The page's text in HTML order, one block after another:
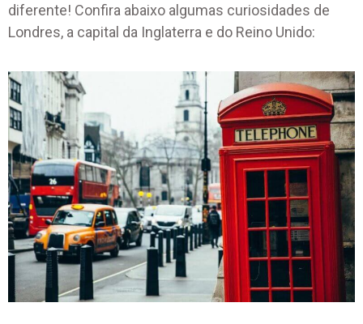
diferente! Confira abaixo algumas curiosidades de
Londres, a capital da Inglaterra e do Reino Unido: